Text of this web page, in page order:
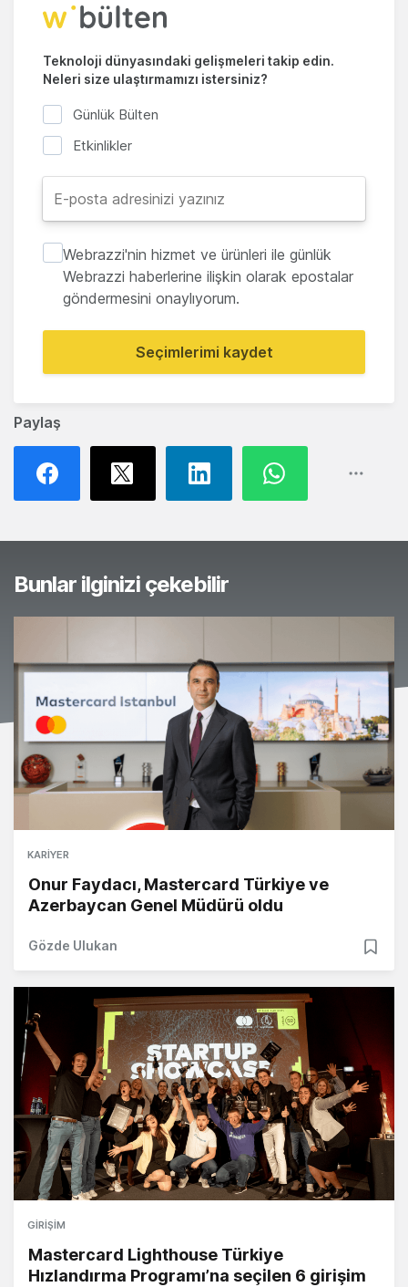
Paylaş
Teknoloji dünyasındaki gelişmeleri takip edin.
Neleri size ulaştırmamızı istersiniz?
Günlük Bülten
Etkinlikler
Webrazzi'nin hizmet ve ürünleri ile günlük
Webrazzi haberlerine ilişkin olarak epostalar
göndermesini onaylıyorum.
Seçimlerimi kaydet
Bunlar ilginizi çekebilir
KARIYER
Onur Faydacı, Mastercard Türkiye ve
Azerbaycan Genel Müdürü oldu
Gözde Ulukan
GIRIŞIM
Mastercard Lighthouse Türkiye
Hızlandırma Programı’na seçilen 6 girişim